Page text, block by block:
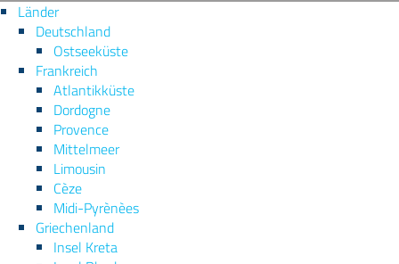
Länder
Deutschland
Ostseeküste
Frankreich
Atlantikküste
Dordogne
Provence
Mittelmeer
Limousin
Cèze
Midi-Pyrènèes
Griechenland
Insel Kreta